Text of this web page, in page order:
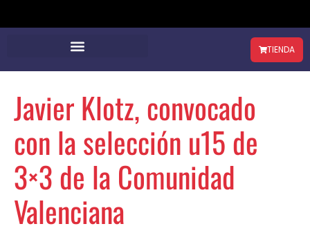
TIENDA
Javier Klotz, convocado
con la selección u15 de
3×3 de la Comunidad
Valenciana